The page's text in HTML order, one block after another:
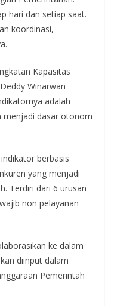
hari dan setiap saat.
koordinasi,
Kapasitas
Winarwan
adalah
menjadi dasar otonom
berbasis
yang menjadi
Terdiri dari 6 urusan
non pelayanan
ke dalam
diinput dalam
Pemerintah